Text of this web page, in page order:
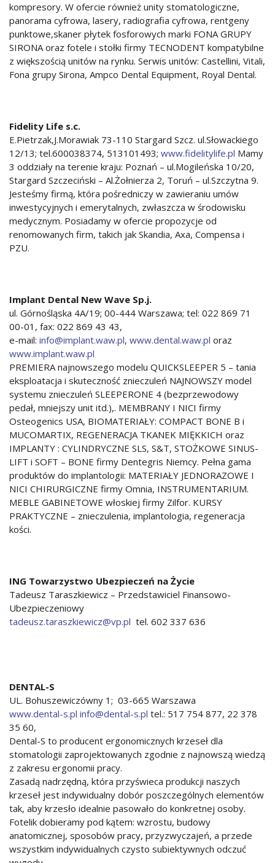
kompresory. W ofercie również unity stomatologiczne,
panorama cyfrowa, lasery, radiografia cyfrowa, rentgeny
punktowe,skaner płytek fosforowych marki FONA GRUPY
SIRONA oraz fotele i stołki firmy TECNODENT kompatybilne
z większością unitów na rynku. Serwis unitów: Castellini, Vitali,
Fona grupy Sirona, Ampco Dental Equipment, Royal Dental.
Fidelity Life s.c.
E.Pietrzak,J.Morawiak 73-110 Stargard Szcz. ul.Słowackiego
12/13; tel.600038374, 513101493; www.fidelitylife.pl Mamy
3 oddziały na terenie kraju: Poznań – ul.Mogileńska 10/20,
Stargard Szczeciński – Al.Żołnierza 2, Toruń – ul.Szczytna 9.
Jesteśmy firmą, która pośredniczy w zawieraniu umów
inwestycyjnych i emerytalnych, zwłaszcza w środowisku
medycznym. Posiadamy w ofercie propozycje od
renomowanych firm, takich jak Skandia, Axa, Compensa i
PZU.
Implant Dental New Wave Sp.j.
ul. Górnośląska 4A/19; 00-444 Warszawa; tel: 022 869 71
00-01, fax: 022 869 43 43,
e-mail: info@implant.waw.pl, www.dental.waw.pl oraz
www.implant.waw.pl
PREMIERA najnowszego modelu QUICKSLEEPER 5 – tania
eksploatacja i skuteczność znieczuleń NAJNOWSZY model
systemu znieczuleń SLEEPERONE 4 (bezprzewodowy
pedał, mniejszy unit itd.),. MEMBRANY I NICI firmy
Osteogenics USA, BIOMATERIAŁY: COMPACT BONE B i
MUCOMARTIX, REGENERACJA TKANEK MIĘKKICH oraz
IMPLANTY : CYLINDRYCZNE SLS, S&T, STOŻKOWE SINUS-
LIFT i SOFT – BONE firmy Dentegris Niemcy. Pełna gama
produktów do implantologii: MATERIAŁY JEDNORAZOWE I
NICI CHIRURGICZNE firmy Omnia, INSTRUMENTARIUM.
MEBLE GABINETOWE włoskiej firmy Zilfor. KURSY
PRAKTYCZNE – znieczulenia, implantologia, regeneracja
kości.
ING Towarzystwo Ubezpieczeń na Życie
Tadeusz Taraszkiewicz – Przedstawiciel Finansowo-
Ubezpieczeniowy
tadeusz.taraszkiewicz@vp.pl tel. 602 337 636
DENTAL-S
UL. Bohuszewiczówny 1; 03-665 Warszawa
www.dental-s.pl info@dental-s.pl tel.: 517 754 877, 22 378
35 60,
Dental-S to producent ergonomicznych krzeseł dla
stomatologii zaprojektowanych zgodnie z najnowszą wiedzą
z zakresu ergonomii pracy.
Zasadą nadrzędną, która przyświeca produkcji naszych
krzeseł jest indywidualny dobór poszczególnych elementów
tak, aby krzesło idealnie pasowało do konkretnej osoby.
Fotelik dobieramy pod kątem: wzrostu, budowy
anatomicznej, sposobów pracy, przyzwyczajeń, a przede
wszystkim indywidualnych czysto subiektywnych odczuć